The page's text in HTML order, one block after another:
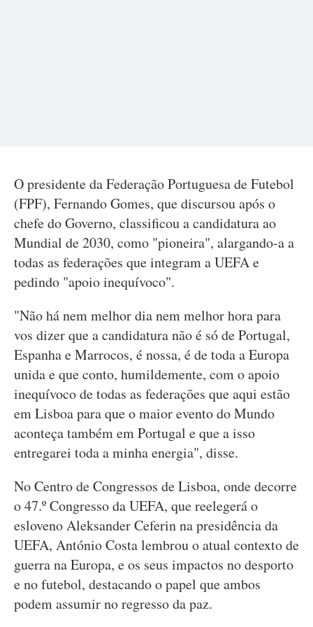
O presidente da Federação Portuguesa de Futebol
(FPF), Fernando Gomes, que discursou após o
chefe do Governo, classificou a candidatura ao
Mundial de 2030, como "pioneira", alargando-a a
todas as federações que integram a UEFA e
pedindo "apoio inequívoco".
"Não há nem melhor dia nem melhor hora para
vos dizer que a candidatura não é só de Portugal,
Espanha e Marrocos, é nossa, é de toda a Europa
unida e que conto, humildemente, com o apoio
inequívoco de todas as federações que aqui estão
em Lisboa para que o maior evento do Mundo
aconteça também em Portugal e que a isso
entregarei toda a minha energia", disse.
No Centro de Congressos de Lisboa, onde decorre
o 47.º Congresso da UEFA, que reelegerá o
esloveno Aleksander Ceferin na presidência da
UEFA, António Costa lembrou o atual contexto de
guerra na Europa, e os seus impactos no desporto
e no futebol, destacando o papel que ambos
podem assumir no regresso da paz.